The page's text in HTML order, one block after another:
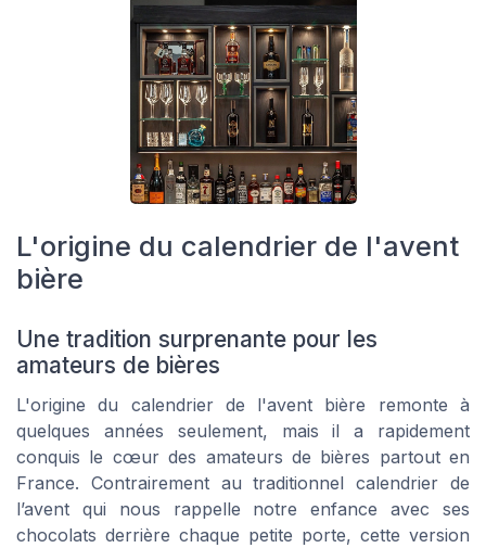
L'origine du calendrier de l'avent
bière
Une tradition surprenante pour les
amateurs de bières
L'origine du calendrier de l'avent bière remonte à
quelques années seulement, mais il a rapidement
conquis le cœur des amateurs de bières partout en
France. Contrairement au traditionnel calendrier de
l’avent qui nous rappelle notre enfance avec ses
chocolats derrière chaque petite porte, cette version